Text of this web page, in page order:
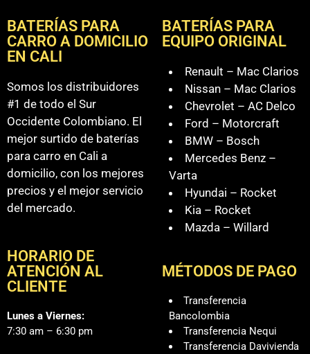
BATERÍAS PARA
CARRO A DOMICILIO
EN CALI
Somos los distribuidores
#1 de todo el Sur
Occidente Colombiano. El
mejor surtido de baterías
para carro en Cali a
domicilio, con los mejores
precios y el mejor servicio
del mercado.
HORARIO DE
ATENCIÓN AL
CLIENTE
Lunes a Viernes:
7:30 am – 6:30 pm
BATERÍAS PARA
EQUIPO ORIGINAL
Renault – Mac Clarios
Nissan – Mac Clarios
Chevrolet – AC Delco
Ford – Motorcraft
BMW – Bosch
Mercedes Benz –
Varta
Hyundai – Rocket
Kia – Rocket
Mazda – Willard
MÉTODOS DE PAGO
Transferencia
Bancolombia
Transferencia Nequi
Transferencia Davivienda